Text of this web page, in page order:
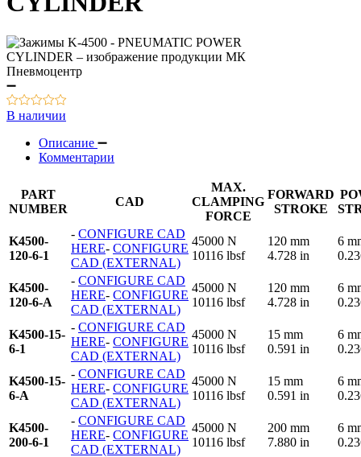
В наличии
Описание
Комментарии
PART
NUMBER
CAD
MAX.
CLAMPING
FORCE
FORWARD
STROKE
K4500-
120-6-1
- CONFIGURE CAD
HERE- CONFIGURE
CAD (EXTERNAL)
45000 N
10116 lbsf
120 mm
4.728 in
6
K4500-
120-6-A
- CONFIGURE CAD
HERE- CONFIGURE
CAD (EXTERNAL)
45000 N
10116 lbsf
120 mm
4.728 in
6
K4500-15-
6-1
- CONFIGURE CAD
HERE- CONFIGURE
CAD (EXTERNAL)
45000 N
10116 lbsf
15 mm
0.591 in
6
K4500-15-
6-A
- CONFIGURE CAD
HERE- CONFIGURE
CAD (EXTERNAL)
45000 N
10116 lbsf
15 mm
0.591 in
6
K4500-
200-6-1
- CONFIGURE CAD
HERE- CONFIGURE
CAD (EXTERNAL)
45000 N
10116 lbsf
200 mm
7.880 in
6